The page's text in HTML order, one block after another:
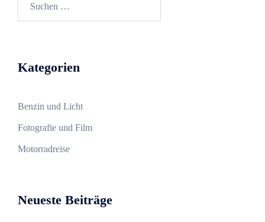
Kategorien
Benzin und Licht
Fotografie und Film
Motorradreise
Neueste Beiträge